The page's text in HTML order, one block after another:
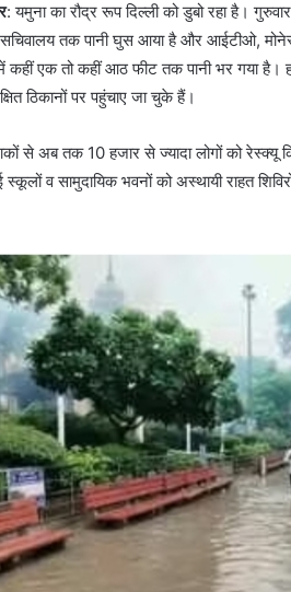
: यमुना का रौद्र रूप दिल्ली को डुबो रहा है।
तक पानी घुस आया है और आईटीओ,
एक तो कहीं आठ फीट तक पानी भर गया है।
ठिकानों पर पहुंचाए जा चुके हैं।
से अब तक 10 हजार से ज्यादा लोगों को
व सामुदायिक भवनों को अस्थायी राहत